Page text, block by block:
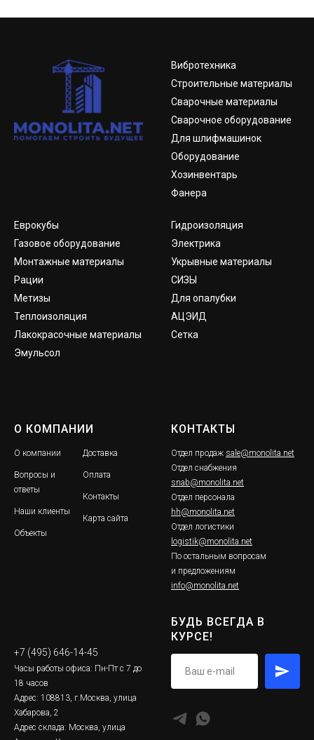
Вибротехника
Строительные материалы
Сварочные материалы
Сварочное оборудование
Для шлифмашинок
Оборудование
Хозинвентарь
Фанера
Еврокубы
Газовое оборудование
Монтажные материалы
Рации
Метизы
Теплоизоляция
Лакокрасочные материалы
Эмульсол
Гидроизоляция
Электрика
Укрывные материалы
СИЗЫ
Для опалубки
АЦЭИД
Сетка
О КОМПАНИИ
О компании
Вопросы и
ответы
Наши клиенты
Объекты
Доставка
Оплата
Контакты
Карта сайта
КОНТАКТЫ
Отдел продаж sale@monolita.net
Отдел снабжения
snab@monolita.net
Отдел персонала
hh@monolita.net
Отдел логистики
logistik@monolita.net
По остальным вопросам
и предложениям
info@monolita.net
+7 (495) 646-14-45
Часы работы офиса: Пн-Пт с 7 до
18 часов
Адрес: 108813, г.Москва, улица
Хабарова, 2
Адрес склада: Москва, улица
БУДЬ ВСЕГДА В
КУРСЕ!